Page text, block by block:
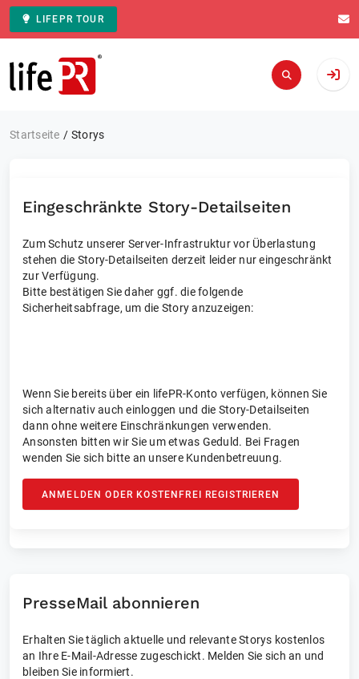
LIFEPR TOUR
Zur Startseite
Startseite Storys
Eingeschränkte Story-Detailseiten
Zum Schutz unserer Server-Infrastruktur vor Überlastung
stehen die Story-Detailseiten derzeit leider nur eingeschränkt
zur Verfügung.
Bitte bestätigen Sie daher ggf. die folgende
Sicherheitsabfrage, um die Story anzuzeigen:
Wenn Sie bereits über ein lifePR-Konto verfügen, können Sie
sich alternativ auch einloggen und die Story-Detailseiten
dann ohne weitere Einschränkungen verwenden.
Ansonsten bitten wir Sie um etwas Geduld. Bei Fragen
wenden Sie sich bitte an unsere Kundenbetreuung.
ANMELDEN ODER KOSTENFREI REGISTRIEREN
PresseMail abonnieren
Erhalten Sie täglich aktuelle und relevante Storys kostenlos
an Ihre E-Mail-Adresse zugeschickt. Melden Sie sich an und
bleiben Sie informiert.